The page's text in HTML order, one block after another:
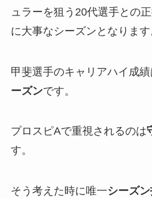
ュラーを狙う20代選手との
に大事なシーズンとなります
甲斐選手のキャリアハイ成績
ーズンです。
プロスピAで重視されるのは
す。
そう考えた時に唯一シーズ